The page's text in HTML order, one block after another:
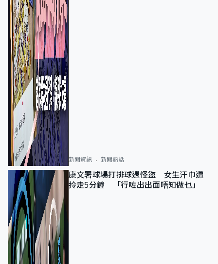
新聞資訊 新聞熱話
康文署球場打排球遇怪盜 女生汗巾遭
拎走5分鐘 「行咗出出面唔知做乜」